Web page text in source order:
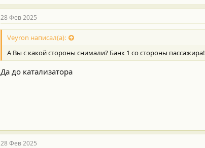
28 Фев 2025
Veyron написал(а):
А Вы с какой стороны снимали? Банк 1 со стороны пассажира!
Да до катализатора
28 Фев 2025